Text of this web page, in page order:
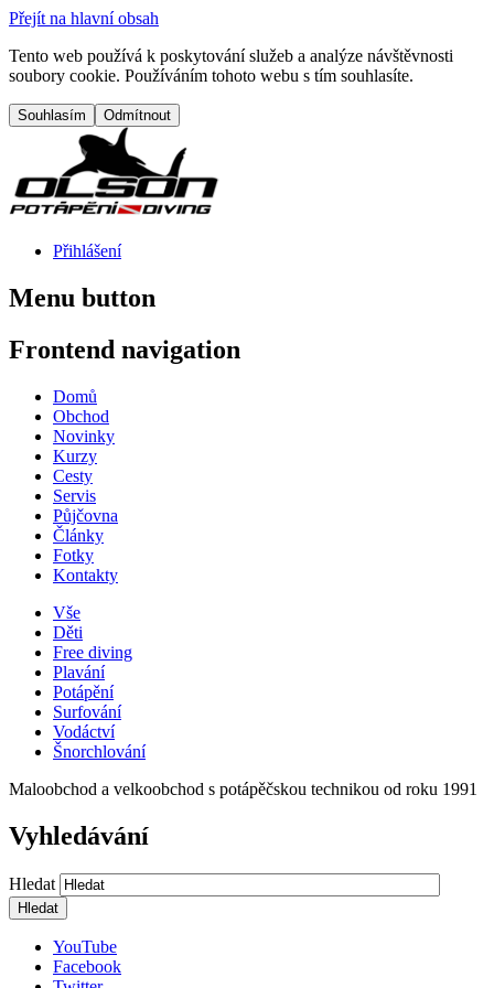
Přejít na hlavní obsah
Tento web používá k poskytování služeb a analýze návštěvnosti
soubory cookie. Používáním tohoto webu s tím souhlasíte.
Přihlášení
Menu button
Frontend navigation
Domů
Obchod
Novinky
Kurzy
Cesty
Servis
Půjčovna
Články
Fotky
Kontakty
Vše
Děti
Free diving
Plavání
Potápění
Surfování
Vodáctví
Šnorchlování
Maloobchod a velkoobchod s potápěčskou technikou od roku 1991
Vyhledávání
Hledat
YouTube
Facebook